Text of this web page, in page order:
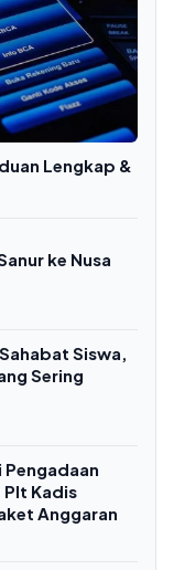
Lengkap &
ke Nusa
Siswa,
Sering
Pengadaan
Plt Kadis
Anggaran